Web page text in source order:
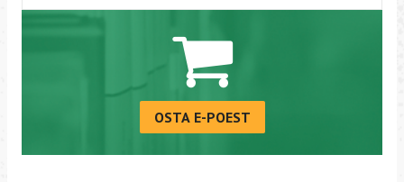
OSTA E-POEST